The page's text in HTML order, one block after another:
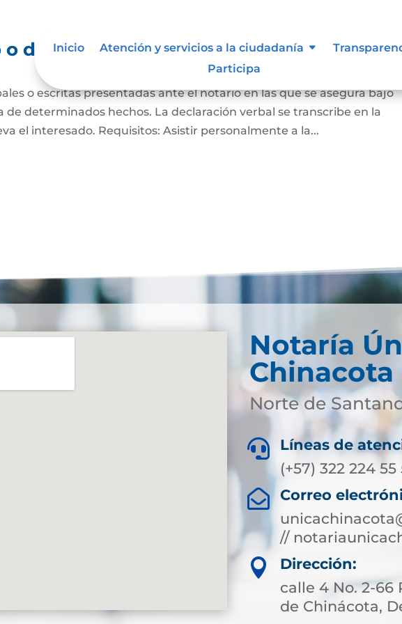
Inicio Atención y servicios a la ciudadanía
Participa
declaración bajo la gravedad de
o escritas presentadas ante el notario en las que se asegura bajo
de determinados hechos. La declaración verbal se transcribe en la
el interesado. Requisitos: Asistir personalmente a la...
Notaría
Chinacota
Norte de

Líneas de
(+57) 322 224 55

Correo
//

Dirección:
calle 4 No. 2-
de Chinácota,